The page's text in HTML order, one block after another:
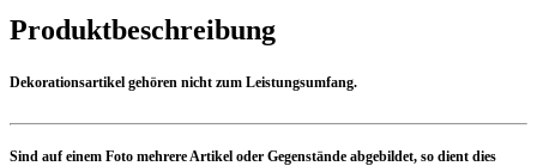
Produktbeschreibung
Dekorationsartikel gehören nicht zum Leistungsumfang.
Sind auf einem Foto mehrere Artikel oder Gegenstände abgebildet, so dient dies